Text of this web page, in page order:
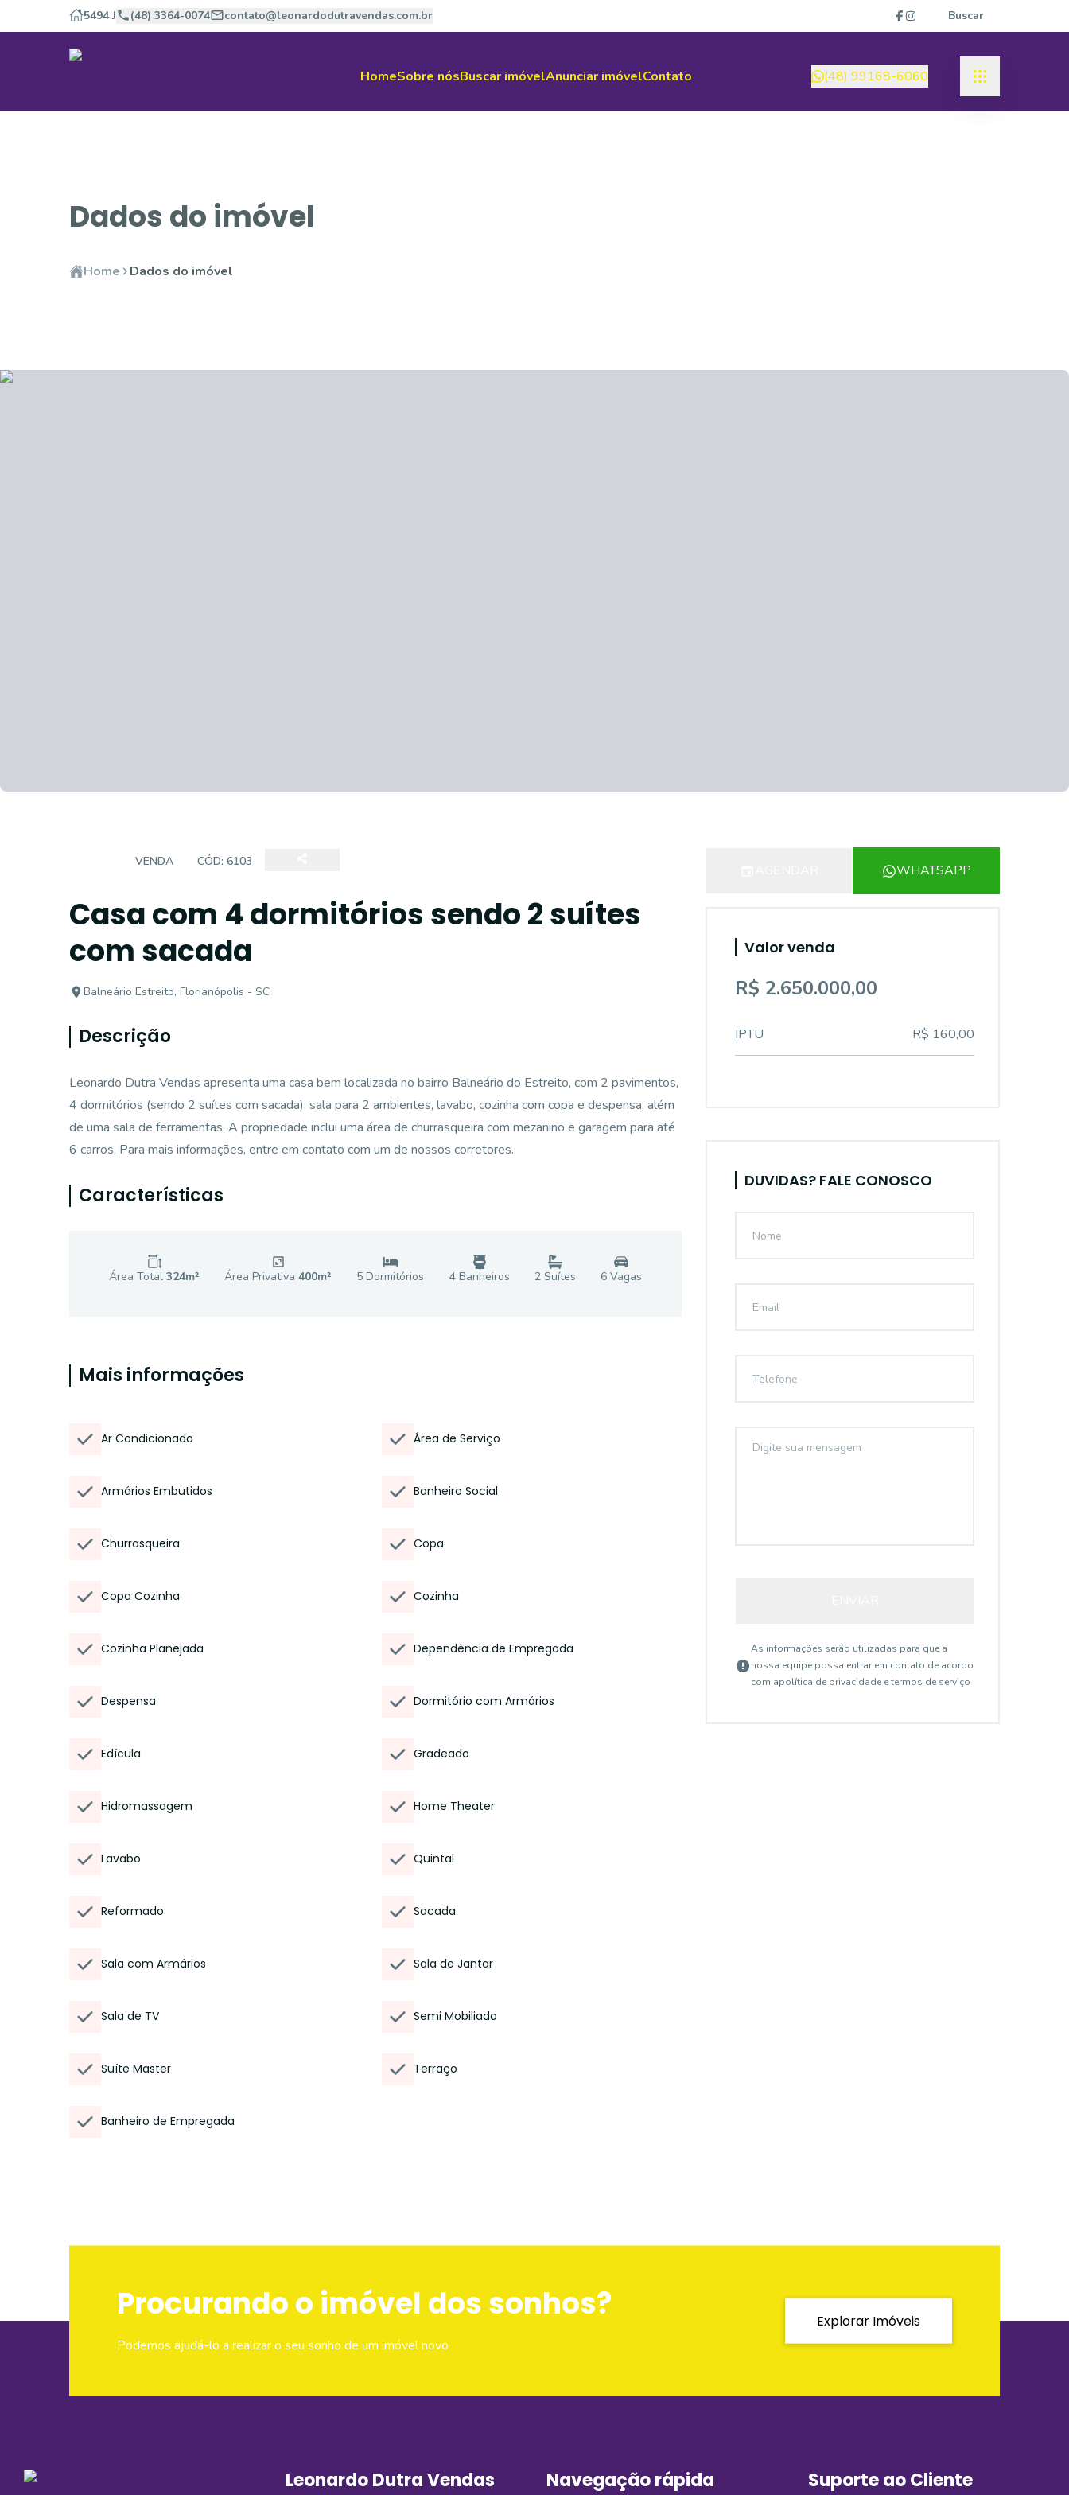
5494 J (48) 3364-0074 contato@leonardodutravendas.com.br Buscar
HomeSobre nósBuscar imóvelAnunciar imóvelContato (48) 99168-6060
Dados do imóvel
Home Dados do imóvel
VENDA CÓD: 6103
Casa com 4 dormitórios sendo 2 suítes
com sacada
Balneário Estreito, Florianópolis - SC
Descrição
Leonardo Dutra Vendas apresenta uma casa bem localizada no bairro Balneário do Estreito, com 2 pavimentos,
4 dormitórios (sendo 2 suítes com sacada), sala para 2 ambientes, lavabo, cozinha com copa e despensa, além
de uma sala de ferramentas. A propriedade inclui uma área de churrasqueira com mezanino e garagem para até
6 carros. Para mais informações, entre em contato com um de nossos corretores.
Características
Área Total 324m² Área Privativa400m² 5 Dormitórios 4Banheiros 2Suítes 6Vagas
Mais informações
Ar Condicionado Área de Serviço
Armários Embutidos Banheiro Social
Churrasqueira Copa
Copa Cozinha Cozinha
Cozinha Planejada Dependência de Empregada
Despensa Dormitório com Armários
Edícula Gradeado
Hidromassagem Home Theater
Lavabo Quintal
Reformado Sacada
Sala com Armários Sala de Jantar
Sala de TV Semi Mobiliado
Suíte Master Terraço
Banheiro de Empregada
WHATSAPP
Valor venda
R$ 2.650.000,00
IPTU R$ 160,00
DUVIDAS? FALE CONOSCO
As informações serão utilizadas para que a
nossa equipe possa entrar em contato de acordo
com apolítica de privacidade e termos de serviço
Procurando o imóvel dos sonhos?
Podemos ajudá-lo a realizar o seu sonho de um imóvel novo
Explorar Imóveis
Leonardo Dutra Vendas Navegação rápida Suporte ao Cliente